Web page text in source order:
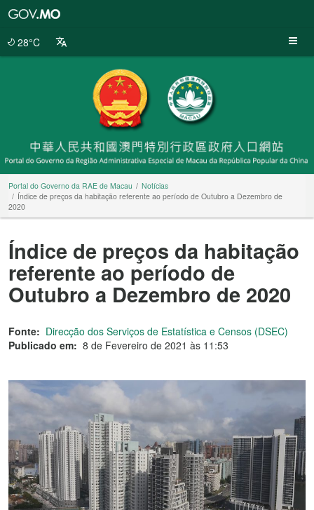
28°C
Portal do Governo da RAE de Macau
Notícias
Índice de preços da habitação referente ao período de Outubro a Dezembro de
2020
Índice de preços da habitação
referente ao período de
Outubro a Dezembro de 2020
Fonte: Direcção dos Serviços de Estatística e Censos (DSEC)
Publicado em: 8 de Fevereiro de 2021 às 11:53